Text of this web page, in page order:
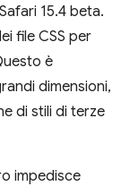
15.4 beta.
file CSS per
è
dimensioni,
di stili di terze
impedisce